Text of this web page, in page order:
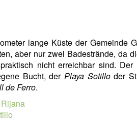
lange Küste der Gemeinde
aber nur zwei Badestrände, da
nicht erreichbar sind. Der
Bucht, der Playa Sotilloder
de Ferro.